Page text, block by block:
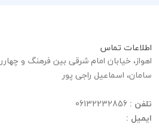
اطلاعات تماس
اهواز، خیابان امام شرقی بین فرهنگ و
سامان، اسماعیل راجی پور
تلفن :
ایمیل :